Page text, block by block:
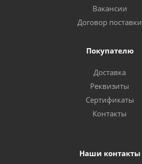
Вакансии
Договор поставки
Покупателю
Доставка
Реквизиты
Сертификаты
Контакты
Наши контакты